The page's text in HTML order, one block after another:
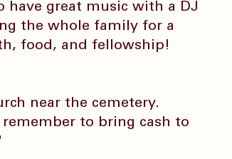
have great music with a DJ
the whole family for a
food, and fellowship!
near the cemetery.
to bring cash to